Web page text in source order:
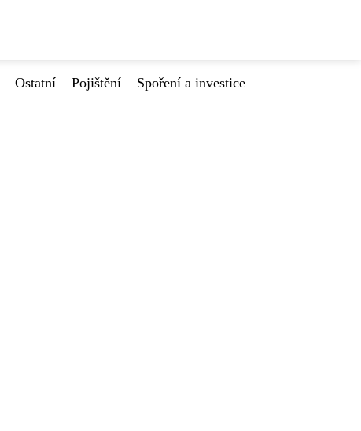
Ostatní Pojištění
Spoření a investice